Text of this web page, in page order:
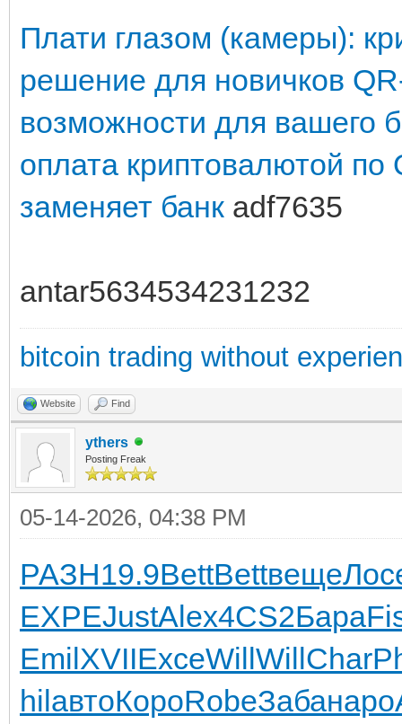
Плати глазом (камеры):
решение для новичков
возможности для вашего
оплата криптовалютой по
заменяет банк adf7635
antar5634534231232
bitcoin trading without
Website Find
ythers
Posting Freak
05-14-2026, 04:38 PM
РАЗН19.9BettBettвеще
EXPEJustAlex4CS2Бара
EmilXVIIExceWillWillChar
hilавтоКороRobeЗабанаро